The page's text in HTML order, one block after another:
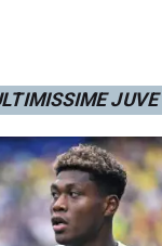
JUVE